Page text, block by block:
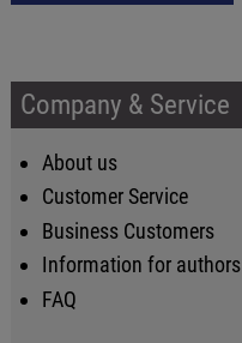
Company & Service
About us
Customer Service
Business Customers
Information for authors
FAQ